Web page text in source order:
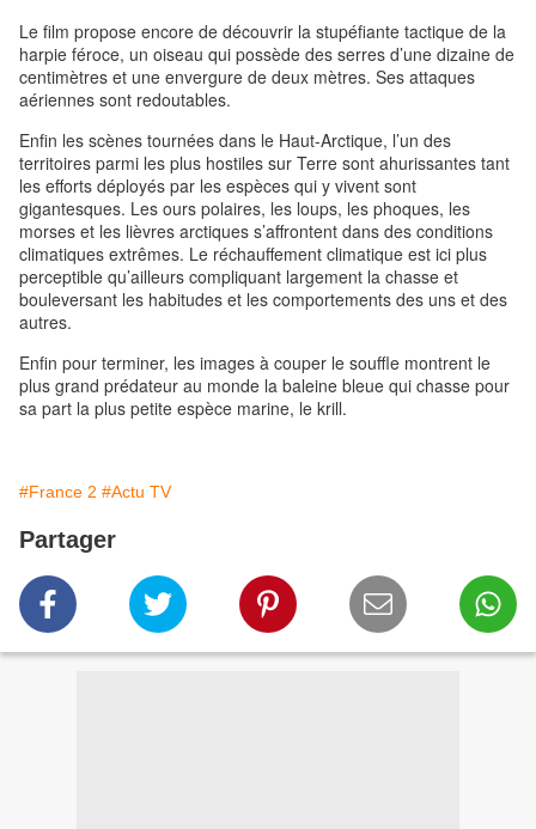
Le film propose encore de découvrir la stupéfiante tactique de la
harpie féroce, un oiseau qui possède des serres d’une dizaine de
centimètres et une envergure de deux mètres. Ses attaques
aériennes sont redoutables.
Enfin les scènes tournées dans le Haut-Arctique, l’un des
territoires parmi les plus hostiles sur Terre sont ahurissantes tant
les efforts déployés par les espèces qui y vivent sont
gigantesques. Les ours polaires, les loups, les phoques, les
morses et les lièvres arctiques s’affrontent dans des conditions
climatiques extrêmes. Le réchauffement climatique est ici plus
perceptible qu’ailleurs compliquant largement la chasse et
bouleversant les habitudes et les comportements des uns et des
autres.
Enfin pour terminer, les images à couper le souffle montrent le
plus grand prédateur au monde la baleine bleue qui chasse pour
sa part la plus petite espèce marine, le krill.
#France 2 #Actu TV
Partager